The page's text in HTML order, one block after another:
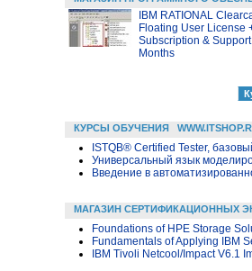
IBM RATIONAL
Floating User License
Subscription &
Months
КУРСЫ ОБУЧЕНИЯ
ISTQB® Certified Tester,
Универсальный язык
Введение в
МАГАЗИН СЕРТИФИКАЦИОННЫХ
Foundations of HPE Storage
Fundamentals of Applying IBM
IBM Tivoli Netcool/Impact V6.1